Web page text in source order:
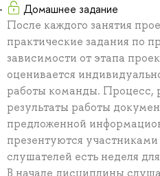
Домашнее задание
После каждого занятия
практические задания по
зависимости от этапа
оценивается
работы команды. Процесс,
результаты работы
предложенной
презентуются
слушателей есть неделя
В начале дисциплины